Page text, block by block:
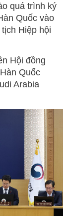
quá trình ký
Quốc vào
Hiệp hội
Hội đồng
Quốc
Arabia